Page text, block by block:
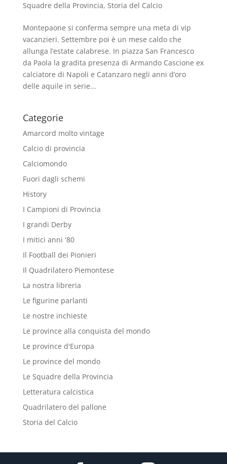
Squadre della Provincia, Storia del Calcio
Montepaone si conferma sempre una meta di vip
vacanzieri. Settembre poi è un mese caldo che
allunga l’estate calabrese. In piazza San Francesco
da Paola la gradita presenza di Armando Cascione ex
calciatore di Napoli e Catanzaro negli anni d’oro
delle aquile in serie...
Categorie
Amarcord molto vintage
Calcio di provincia
Calciomondo
Fuori dagli schemi
History
I Campioni di Provincia
I grandi Derby
I mitici anni '80
Il Football dei Pionieri
Il Quadrilatero Piemontese
La nostra libreria
Le figurine parlanti
Le nostre inchieste
Le province alla conquista del mondo
Le province d'Europa
Le province del mondo
Le Squadre della Provincia
Letteratura calcistica
Quadrilatero del pallone
Storia del Calcio